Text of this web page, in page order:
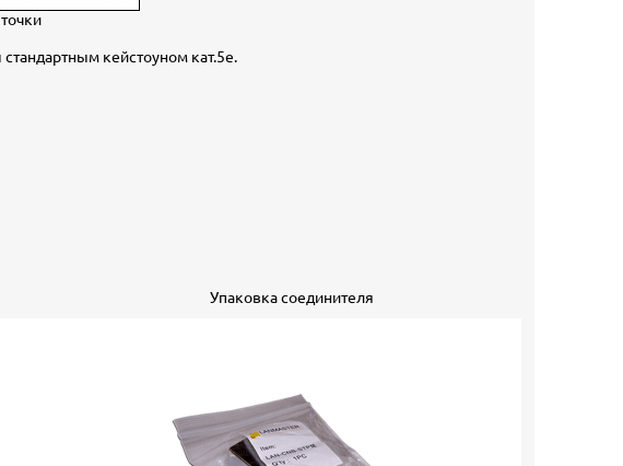
кейстоуном кат.5е.
Упаковка соединителя